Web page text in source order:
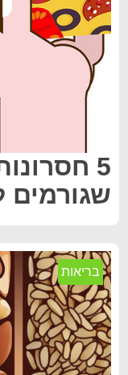
5
שגורמים
בריאות